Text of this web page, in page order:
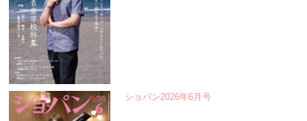
ショパン2026年6月号